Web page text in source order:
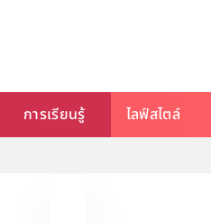
การเรียนรู้ ไลฟ์สไตล์